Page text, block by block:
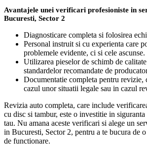
Avantajele unei verificari profesioniste in
Bucuresti, Sector 2
Diagnosticare completa si folosirea
Personal instruit si cu experienta care
problemele evidente, ci si cele ascunse.
Utilizarea pieselor de schimb de calitate
standardelor recomandate de
Documentatie completa pentru revizie,
cazul unor situatii legale sau in cazul
Revizia auto completa, care include
cu disc si tambur, este o investitie in
tau. Nu amana aceste verificari si alege un
in Bucuresti, Sector 2, pentru a te bucura de
de functionare.